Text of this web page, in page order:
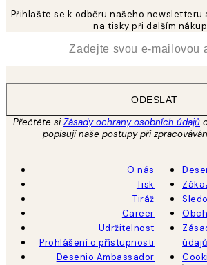
Přihlašte se k odběru našeho newsletteru
na tisky při dalším
ODESLAT
Přečtěte siZásady ochrany osobních údajů
popisují naše postupy při
O nás
Tisk
Tiráž
Career
Udržitelnost
Prohlášení o přístupnosti
Desenio Ambassador
údajů